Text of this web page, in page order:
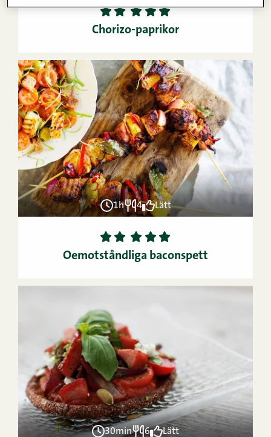
1 2 3 4
5
Chorizo-paprikor
1h 4 Lätt
1 2 3 4
5
Oemotståndliga baconspett
30min 6 Lätt